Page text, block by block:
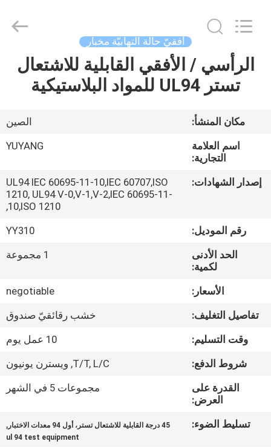
مسكن
عرض
الافتراضي
معلومات
المعمل
اتصل
أخبار
INSTRUMENT
أفقيّ حالة التهابيّة مخبار
الرأسي / الأفقي القابلية للاشتعال
تستر UL94 للمواد البلاستيكية
مكان المنشأ:
الصين
اسم العلامة
التجارية:
YUYANG
إصدار الشهادات:
UL94 IEC 60695-11-10,IEC 60707,ISO
1210, UL94 V-0,V-1,V-2,IEC 60695-11-
10,ISO 1210,
رقم الموديل:
YY310
الحد الأدنى
لكمية:
1 مجموعة
الأسعار:
negotiable
تفاصيل التغليف:
خشب رقائقيّ صندوق
وقت التسليم:
10 عمل يوم
شروط الدفع:
T/T, L/C, ويسترن يونيون
القدرة على
العرض:
مجموعات 5 في الشهر
تسليط الضوء: 45 درجة القابلية للاشتعال تستر، أول 94 معدات الاختبار ,
ul 94 test equipment